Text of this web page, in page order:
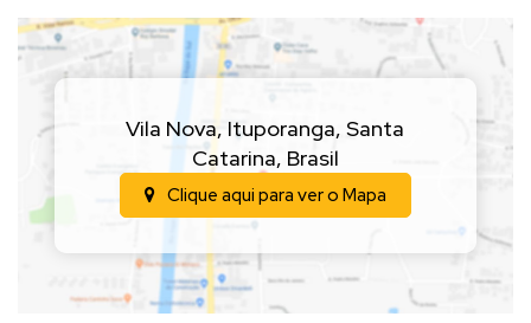
✔️ Garagem para 02 carros
Entre em contato para mais informações e agende
Vila Nova, Ituporanga,Santa
Catarina, Brasil
Clique aqui para ver o Mapa